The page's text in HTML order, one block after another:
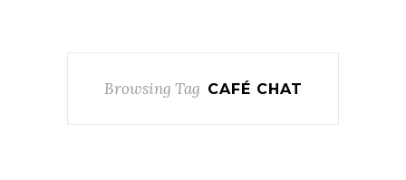
Browsing Tag CAFÉ CHAT